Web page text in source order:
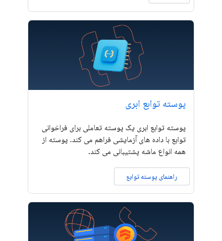
پوسته توابع ابری
پوسته توابع ابری یک پوسته تعاملی برای فراخوانی
توابع با داده های آزمایشی فراهم می کند. پوسته از
همه انواع ماشه پشتیبانی می کند.
راهنمای پوسته توابع